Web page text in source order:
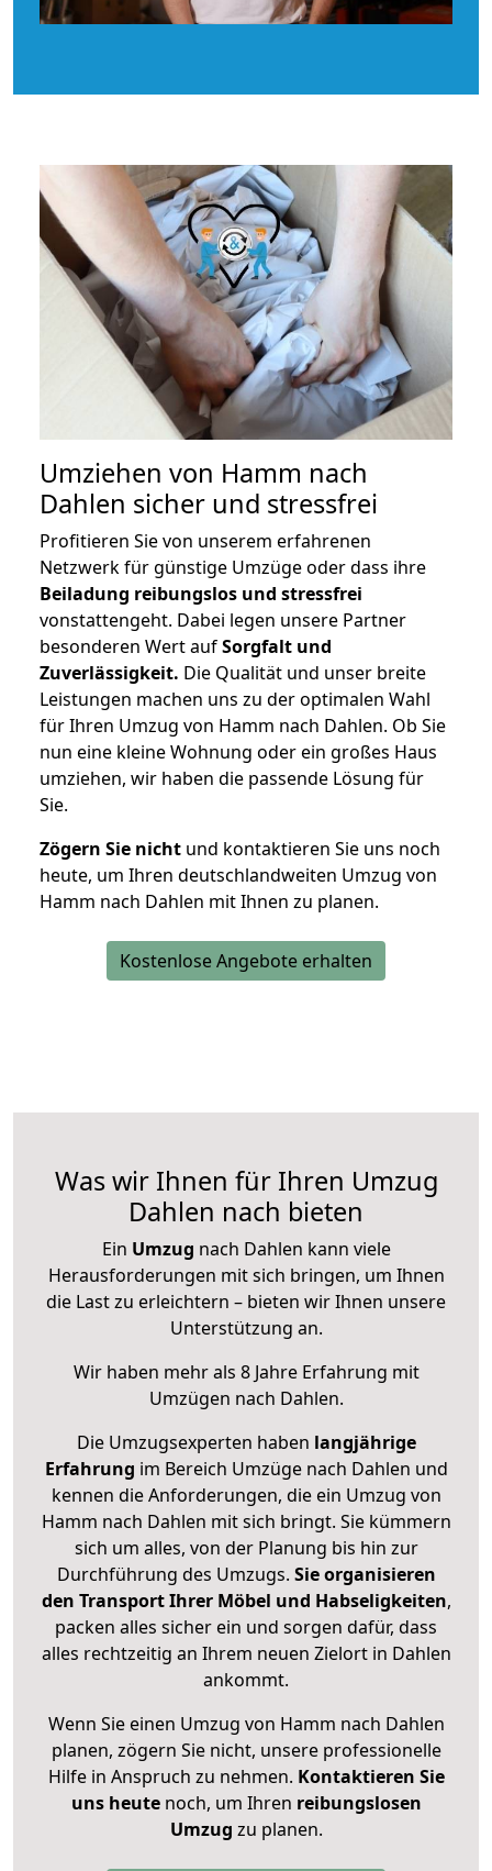
Umziehen von Hamm nach
Dahlen sicher und stressfrei
Profitieren Sie von unserem erfahrenen
Netzwerk für günstige Umzüge oder dass ihre
Beiladung reibungslos und stressfrei
vonstattengeht. Dabei legen unsere Partner
besonderen Wert aufSorgfalt und
Zuverlässigkeit. Die Qualität und unser breite
Leistungen machen uns zu der optimalen Wahl
für Ihren Umzug von Hamm nach Dahlen. Ob Sie
nun eine kleine Wohnung oder ein großes Haus
umziehen, wir haben die passende Lösung für
Sie.
Zögern Sie nicht und kontaktieren Sie uns noch
heute, um Ihren deutschlandweiten Umzug von
Hamm nach Dahlen mit Ihnen zu planen.
Kostenlose Angebote erhalten
Was wir Ihnen für Ihren Umzug
Dahlen nach bieten
Ein Umzug nach Dahlen kann viele
Herausforderungen mit sich bringen, um Ihnen
die Last zu erleichtern – bieten wir Ihnen unsere
Unterstützung an.
Wir haben mehr als 8 Jahre Erfahrung mit
Umzügen nach Dahlen.
Die Umzugsexperten haben langjährige
Erfahrung im Bereich Umzüge nach Dahlen und
kennen die Anforderungen, die ein Umzug von
Hamm nach Dahlen mit sich bringt. Sie kümmern
sich um alles, von der Planung bis hin zur
Durchführung des Umzugs. Sie organisieren
den Transport Ihrer Möbel und Habseligkeiten,
packen alles sicher ein und sorgen dafür, dass
alles rechtzeitig an Ihrem neuen Zielort in Dahlen
ankommt.
Wenn Sie einen Umzug von Hamm nach Dahlen
planen, zögern Sie nicht, unsere professionelle
Hilfe in Anspruch zu nehmen. Kontaktieren Sie
uns heutenoch, um Ihren reibungslosen
Umzug zu planen.